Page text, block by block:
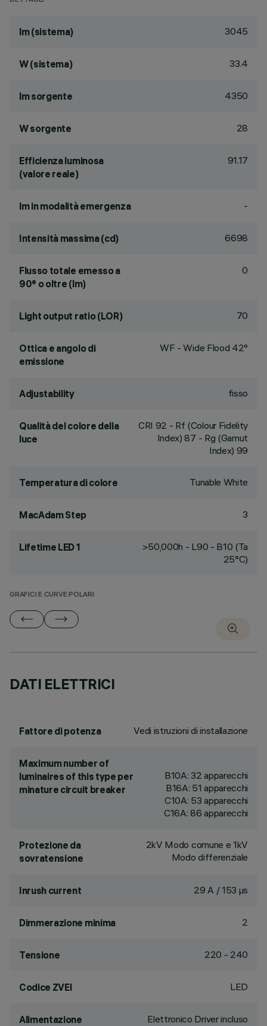
lm (sistema) 3045
W (sistema) 33.4
lm sorgente 4350
W sorgente 28
Efficienza luminosa
(valore reale)
91.17
lm in modalità emergenza -
Intensità massima (cd) 6698
Flusso totale emesso a
90° o oltre (lm)
0
Light output ratio (LOR) 70
Ottica e angolo di
emissione
WF - Wide Flood 42°
Adjustability fisso
Qualità del colore della
luce
CRI 92 - Rf (Colour Fidelity
Index) 87 - Rg (Gamut
Index) 99
Temperatura di colore Tunable White
MacAdam Step 3
Lifetime LED 1
>50,000h - L90 - B10 (Ta
25°C)
GRAFICI E CURVE POLARI
DATI ELETTRICI
Fattore di potenza Vedi istruzioni di installazione
Maximum number of
luminaires of this type per
minature circuit breaker
B10A: 32 apparecchi
B16A: 51 apparecchi
C10A: 53 apparecchi
C16A: 86 apparecchi
Protezione da
sovratensione
2kV Modo comune e 1kV
Modo differenziale
Inrush current 29 A / 153 µs
Dimmerazione minima 2
Tensione 220 - 240
Codice ZVEI LED
Alimentazione Elettronico Driver incluso